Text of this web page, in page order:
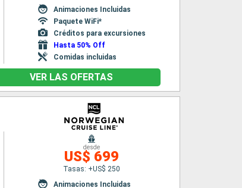
Animaciones Incluidas
Paquete WiFi*
Créditos para excursiones
Hasta 50% Off
Comidas incluidas
VER LAS OFERTAS
desde
US$ 699
Tasas: +US$ 250
Animaciones Incluidas